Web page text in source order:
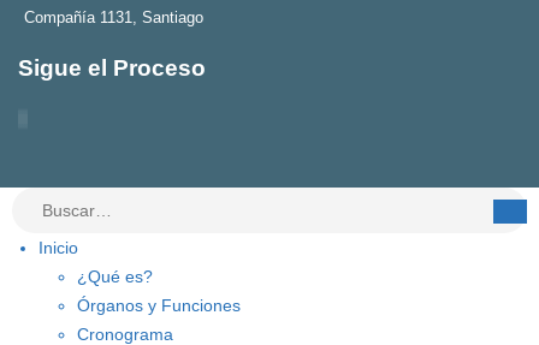
Compañía 1131, Santiago
Sigue el Proceso
Inicio
¿Qué es?
Órganos y Funciones
Cronograma